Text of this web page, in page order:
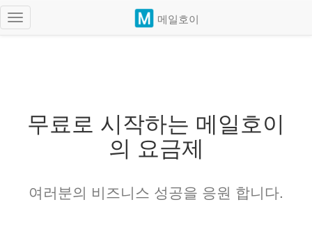
메일호이
Toggle
navigation
무료로 시작하는 메일호이
의 요금제
여러분의 비즈니스 성공을 응원 합니다.